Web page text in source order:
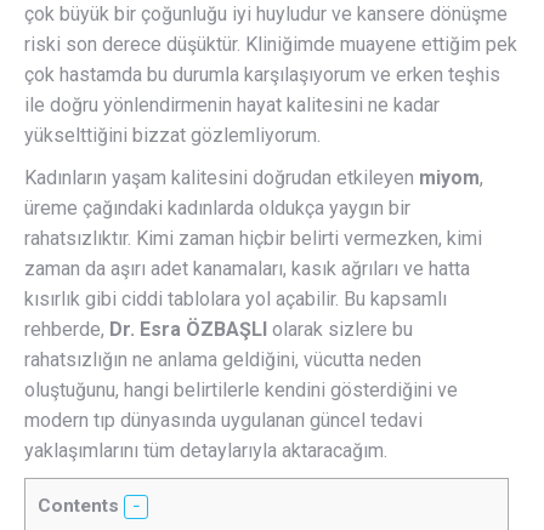
çok büyük bir çoğunluğu iyi huyludur ve kansere dönüşme
riski son derece düşüktür. Kliniğimde muayene ettiğim pek
çok hastamda bu durumla karşılaşıyorum ve erken teşhis
ile doğru yönlendirmenin hayat kalitesini ne kadar
yükselttiğini bizzat gözlemliyorum.
Kadınların yaşam kalitesini doğrudan etkileyen miyom,
üreme çağındaki kadınlarda oldukça yaygın bir
rahatsızlıktır. Kimi zaman hiçbir belirti vermezken, kimi
zaman da aşırı adet kanamaları, kasık ağrıları ve hatta
kısırlık gibi ciddi tablolara yol açabilir. Bu kapsamlı
rehberde, Dr. Esra ÖZBAŞLI olarak sizlere bu
rahatsızlığın ne anlama geldiğini, vücutta neden
oluştuğunu, hangi belirtilerle kendini gösterdiğini ve
modern tıp dünyasında uygulanan güncel tedavi
yaklaşımlarını tüm detaylarıyla aktaracağım.
Contents